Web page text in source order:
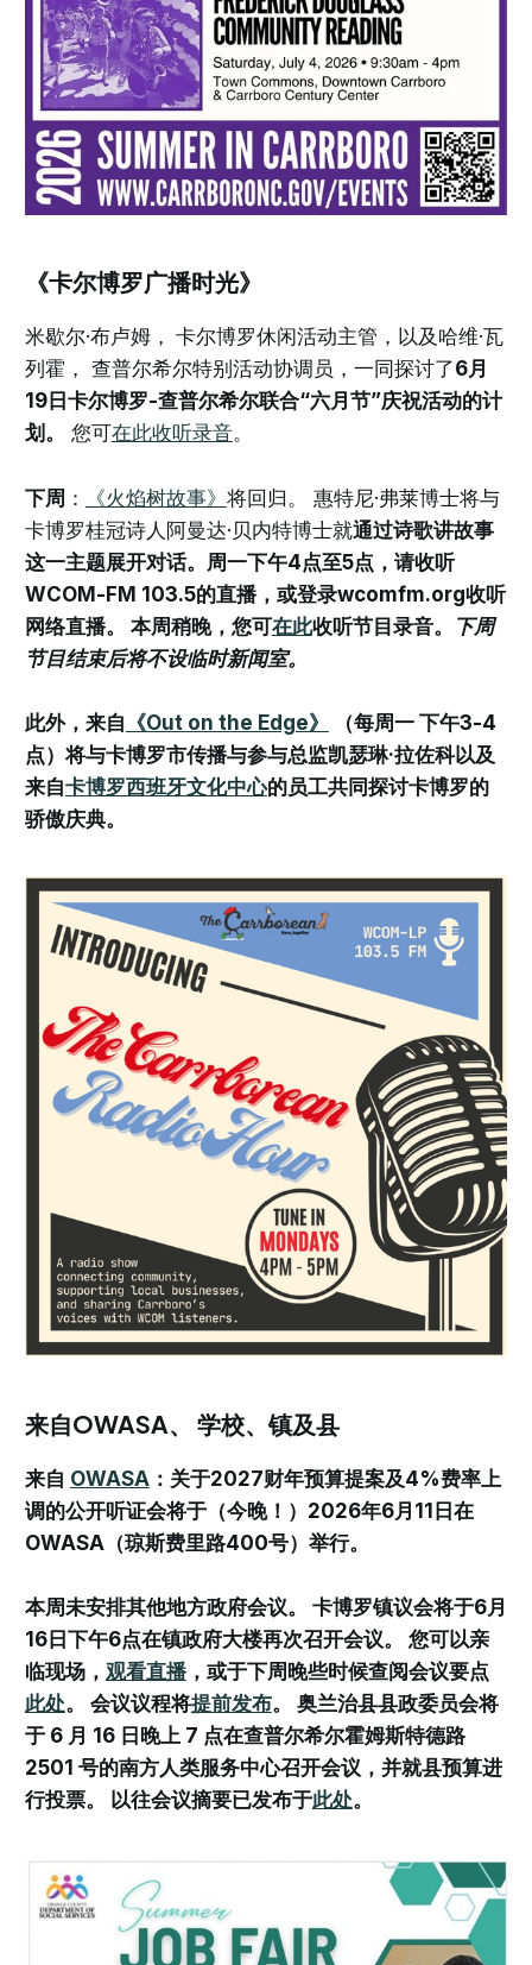
《卡尔博罗广播时光》
米歇尔·布卢姆， 卡尔博罗休闲活动主管，以及哈维·瓦
列霍， 查普尔希尔特别活动协调员，一同探讨了6月
19日卡尔博罗-查普尔希尔联合“六月节”庆祝活动的计
划。
您可在此收听录音。
下周 ： 《火焰树故事》 将回归。 惠特尼·弗莱博士将与
卡博罗桂冠诗人阿曼达·贝内特博士就通过诗歌讲故事
这一主题展开对话。周一下午4点至5点，请收听
WCOM-FM 103.5的直播，或登录wcomfm.org收听
网络直播。 本周稍晚，您可在此收听节目录音。
下周
节目结束后将不设临时新闻室。
此外，来自 《Out on the Edge》
（每周一 下午3-4
点）将与卡博罗市传播与参与总监凯瑟琳·拉佐科以及
来自卡博罗西班牙文化中心的员工共同探讨卡博罗的
骄傲庆典。
来自OWASA、 学校、镇及县
来自 OWASA：关于2027财年预算提案及4%费率上
调的公开听证会将于（今晚！）2026年6月11日在
OWASA（琼斯费里路400号）举行。
本周未安排其他地方政府会议。 卡博罗镇议会将于6月
16日下午6点在镇政府大楼再次召开会议。 您可以亲
临现场， 观看直播，或于下周晚些时候查阅会议要点
此处。 会议议程将提前发布。 奥兰治县县政委员会将
于 6 月 16 日晚上 7 点在查普尔希尔霍姆斯特德路
2501 号的南方人类服务中心召开会议，并就县预算进
行投票。 以往会议摘要已发布于此处。